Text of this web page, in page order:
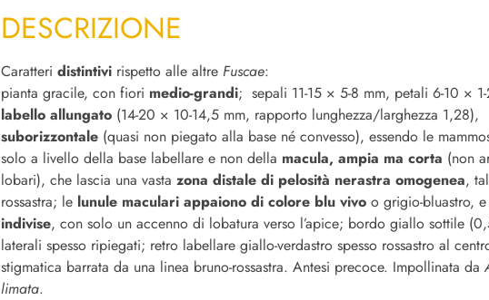
DESCRIZIONE
Caratteri distintivi rispetto alle altre Fuscae:
pianta gracile, con fiori medio-grandi; sepali 11-15 × 5-8 mm, petali 6-10 ×
labello allungato (14-20 × 10-14,5 mm, rapporto lunghezza/larghezza 1,28),
suborizzontale (quasi non piegato alla base né convesso), essendo le
solo a livello della base labellare e non della macula, ampia ma corta (non
lobari), che lascia una vasta zona distale di pelosità nerastra omogenea,
rossastra; le lunule maculari appaiono di colore blu vivo o grigio-bluastro,
indivise, con solo un accenno di lobatura verso l’apice; bordo giallo sottile
laterali spesso ripiegati; retro labellare giallo-verdastro spesso rossastro al
stigmatica barrata da una linea bruno-rossastra. Antesi precoce. Impollinata da
limata.